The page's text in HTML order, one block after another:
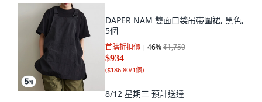
DAPER NAM 雙面口袋吊帶圍裙, 黑色,
5個
首購折扣價 46%$1,750
$934
($186.80/1個)
8/12 星期三 預計送達